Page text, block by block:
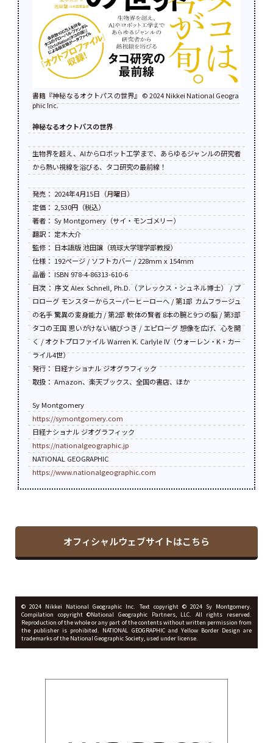
書籍『神秘なるオクトパスの世界』 ©︎ 2024 Nikkei National Geogra
phic Inc.
神秘なるオクトパスの世界
生物界を超え、AIからロボット工学まで、あらゆるジャンルの研究者
から熱い視線を浴びる、タコ研究の最前線！
発売： 2024年4月15日（月曜日）
定価： 2,530円（税込）
著者： Sy Montgomery（サイ・モンゴメリー）
翻訳： 定木大介
監修： 日本語版 池田譲（琉球大学理学部教授）
仕様： 192ページ / ソフトカバー / 228mm x 154mm
品番： ISBN 978-4-86313-610-6
目次： 序文 Alex Schnell, Ph.D.（アレックス・シュネル博士） / プ
ロローグ モンスターからスーパーヒーローへ / 第1部 カムフラージュ
の名手 驚異の変身能力 / 第2部 軟体の賢者 8本の腕と9つの脳 / 第3部
タコの王国 思いがけない結びつき / エピローグ 想像を広げ、心を開
く / オクトプロファイル Warren K. Carlyle IV（ウォーレン・K・カー
ライル4世）
発行： 日経ナショナル ジオグラフィック
取扱： Amazon、楽天ブックス、全国の書店、ほか
Sy Montgomery
https://symontgomery.com
日経ナショナル ジオグラフィック
https://nationalgeographic.jp
NATIONAL GEOGRAPHIC
https://www.nationalgeographic.com
オフィシャルウェブサイトはこちら
© 2024 Nikkei National Geographic Inc. Text copyright ©︎ 2024 Sy Montgomery.
Compilation copyright ©National Geographic Partners, LLC. All rights reserved.
Reproduction of the whole or any part of the contents without written permission from
the publisher is prohibited. NATIONAL GEOGRAPHIC and Yellow Border Design are
trademarks of the National Geographic Society, used under license.